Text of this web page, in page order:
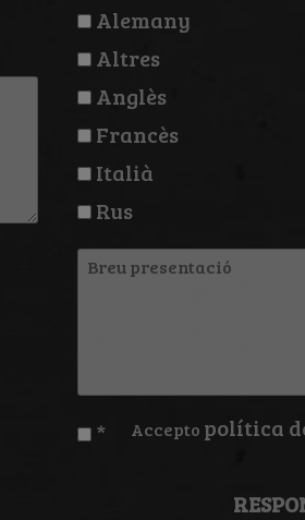
Alemany
Altres
Anglès
Francès
Italià
Rus
Breu
* Accepto política